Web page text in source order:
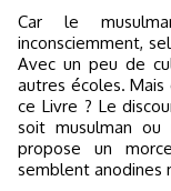
Car le
inconsciemment,
Avec un peu de
autres écoles. Mais
ce Livre ? Le
soit musulman ou
propose un
semblent anodines